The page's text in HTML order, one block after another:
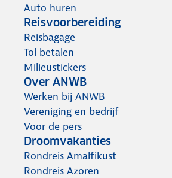
Auto huren
Reisvoorbereiding
Reisbagage
Tol betalen
Milieustickers
Over ANWB
Werken bij ANWB
Vereniging en bedrijf
Voor de pers
Droomvakanties
Rondreis Amalfikust
Rondreis Azoren